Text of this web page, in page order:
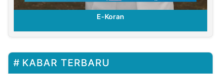
E-Koran
KABAR TERBARU